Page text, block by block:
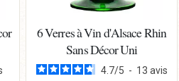
6 Verres à Vin d'Alsace Rhin
Sans Décor Uni
4.7/5 - 13 avis